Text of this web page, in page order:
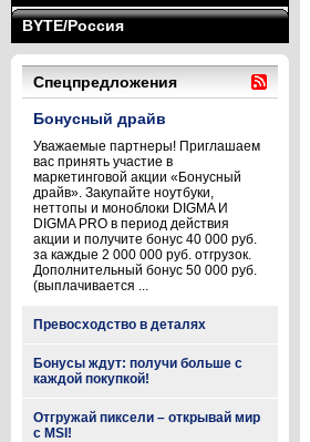
BYTE/Россия
Спецпредложения
Бонусный драйв
Уважаемые партнеры! Приглашаем
вас принять участие в
маркетинговой акции «Бонусный
драйв». Закупайте ноутбуки,
неттопы и моноблоки DIGMA И
DIGMA PRO в период действия
акции и получите бонус 40 000 руб.
за каждые 2 000 000 руб. отгрузок.
Дополнительный бонус 50 000 руб.
(выплачивается ...
Превосходство в деталях
Бонусы ждут: получи больше с
каждой покупкой!
Отгружай пиксели – открывай мир
с MSI!